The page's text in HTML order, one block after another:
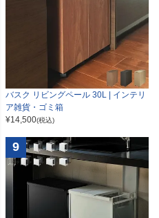
バスク リビングペール 30L | インテリ
ア雑貨・ゴミ箱
¥14,500(税込)
9